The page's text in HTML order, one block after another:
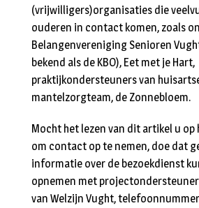
(vrijwilligers)organisaties die
ouderen in contact komen, zoals
Belangenvereniging Senioren
bekend als de KBO), Eet met je Hart,
praktijkondersteuners van
mantelzorgteam, de Zonnebloem.
Mocht het lezen van dit artikel u op
om contact op te nemen, doe dat
informatie over de bezoekdienst
opnemen met projectondersteuner
van Welzijn Vught, telefoonnummer